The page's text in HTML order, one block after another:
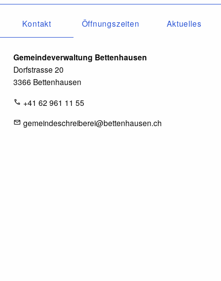
Kontakt Öffnungszeiten Aktuelles
Gemeindeverwaltung Bettenhausen
Dorfstrasse 20
3366 Bettenhausen
+41 62 961 11 55
gemeindeschreiberei@bettenhausen.ch